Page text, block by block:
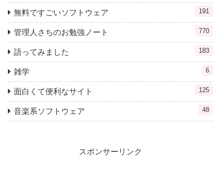
無料ですごいソフトウェア 191
管理人さちのお勉強ノート 770
語ってみました 183
雑学 6
面白くて便利なサイト 125
音楽系ソフトウェア 48
スポンサーリンク